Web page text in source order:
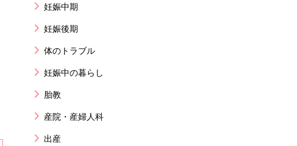
妊娠中期
妊娠後期
体のトラブル
妊娠中の暮らし
胎教
産院・産婦人科
出産